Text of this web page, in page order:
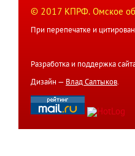
© 2017 КПРФ. Омское
При перепечатке и
Разработка и поддержка
Дизайн — Влад Салтыков.